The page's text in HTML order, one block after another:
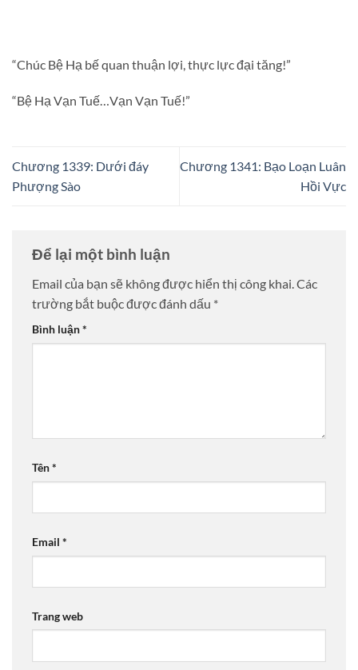
“Chúc Bệ Hạ bế quan thuận lợi, thực lực đại tăng!”
“Bệ Hạ Vạn Tuế…Vạn Vạn Tuế!”
Chương 1339: Dưới đáy
Phượng Sào
Chương 1341: Bạo Loạn Luân
Hồi Vực
Để lại một bình luận
Email của bạn sẽ không được hiển thị công khai.Các
trường bắt buộc được đánh dấu *
Bình luận*
Tên*
Email *
Trang web